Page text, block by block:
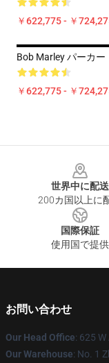
￥622,775 - ￥
Bob Marley パーカー
￥622,775 - ￥
世界中に配送
200カ国以上に
国際保証
使用国で提供
お問い合わせ
Our Head Office: 625
Our Warehouse: No. 1